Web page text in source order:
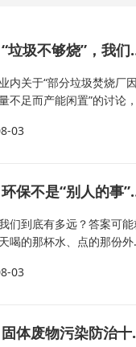
分享|“垃圾
内关于“部分垃圾焚烧厂
不足而产能闲置”的讨论
力出现富余时，前端生
的矛盾。清华大学环境
烧前的资源最大化回收
03
分享|环保不
们到底有多远？答案可
喝的那杯水、点的那份外
——我们处在怎样的环境
、现状与挑战：我们生活
03
分享|固体